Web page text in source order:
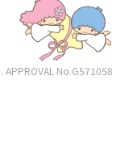
APPROVAL No.G571058